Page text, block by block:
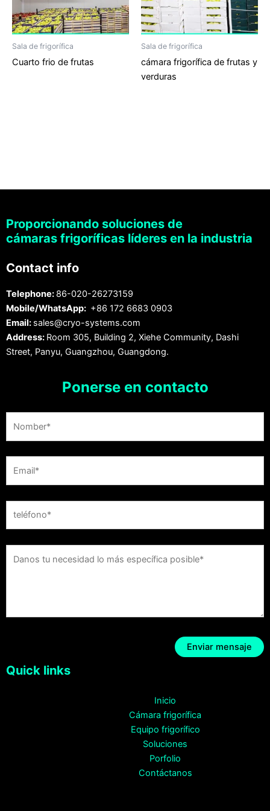
Sala de frigorífica
Cuarto frio de frutas
Sala de frigorífica
cámara frigorífica de frutas y
verduras
Proporcionando soluciones de
cámaras frigoríficas líderes en la industria
Contact info
Telephone: 86-020-26273159
Mobile/WhatsApp: +86 172 6683 0903
Email: sales@cryo-systems.com
Address: Room 305, Building 2, Xiehe Community, Dashi
Street, Panyu, Guangzhou, Guangdong.
Ponerse en contacto
Quick links
Inicio
Cámara frigorífica
Equipo frigorífico
Soluciones
Porfolio
Contáctanos